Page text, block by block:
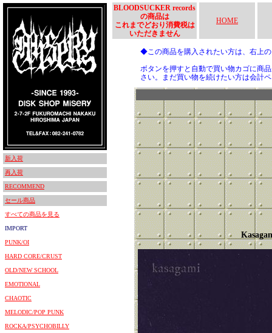
新入荷
再入荷
RECOMMEND
セール商品
すべての商品を見る
IMPORT
PUNK/OI
HARD CORE/CRUST
OLD/NEW SCHOOL
EMOTIONAL
CHAOTIC
MELODIC/POP PUNK
ROCKA/PSYCHOBILLY
BLOODSUCKER records
の商品は
これまでどおり消費税は
いただきません
HOME
◆この商品を購入されたい方は、右上
ボタンを押すと自動で買い物カゴに商
さい。まだ買い物を続けたい方は会計